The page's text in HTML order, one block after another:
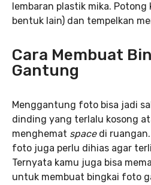
lembaran plastik mika.
bentuk lain) dan tempelkan
Cara Membuat
Gantung
Menggantung foto bisa jadi
dinding yang terlalu kosong
menghemat spacedi
foto juga perlu dihias agar
Ternyata kamu juga bisa
untuk membuat bingkai foto